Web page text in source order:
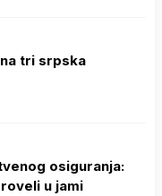
tri srpska
osiguranja:
u jami